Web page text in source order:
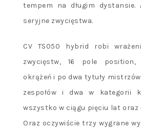
tempem na długim dystansie.
seryjne zwycięstwa.
CV TS050 hybrid robi
zwycięstw, 16 pole position,
okrążeń i po dwa tytuły
zespołów i dwa w kategorii
wszystko w ciągu pięciu lat oraz
Oraz oczywiście trzy wygrane